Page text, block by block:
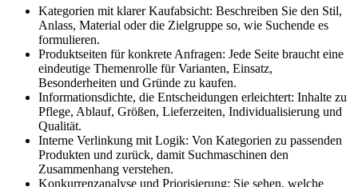
Kategorien mit klarer Kaufabsicht: Beschreiben Sie den Stil,
Anlass, Material oder die Zielgruppe so, wie Suchende es
formulieren.
Produktseiten für konkrete Anfragen: Jede Seite braucht eine
eindeutige Themenrolle für Varianten, Einsatz,
Besonderheiten und Gründe zu kaufen.
Informationsdichte, die Entscheidungen erleichtert: Inhalte zu
Pflege, Ablauf, Größen, Lieferzeiten, Individualisierung und
Qualität.
Interne Verlinkung mit Logik: Von Kategorien zu passenden
Produkten und zurück, damit Suchmaschinen den
Zusammenhang verstehen.
Konkurrenzanalyse und Priorisierung: Sie sehen, welche